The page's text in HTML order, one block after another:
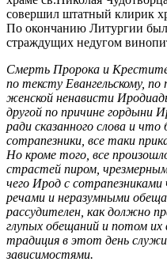
совершил штатный клирик
По окончанию Литургии
страждущих недугом
Смерть Пророка и
по тексту Евангельскому,
женской ненависти
другой по причине гордыни
ради сказанного слова и что
сотрапезники, все таки
Но кроме того, все
страстей пиром,
чего Ирод с сотрапезниками
речами и неразумными
рассудителен, как должно
глупых обещаний и потом
традиция в этот день
зависимостями.